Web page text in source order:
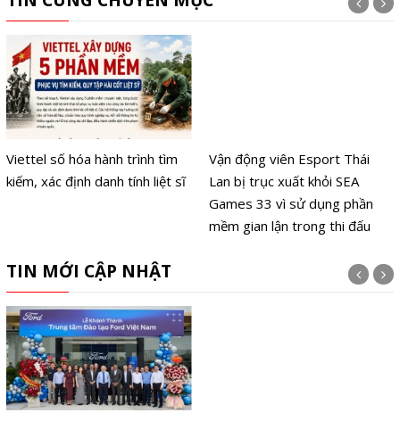
Viettel số hóa hành trình tìm
kiếm, xác định danh tính liệt sĩ
Vận động viên Esport Thái
Lan bị trục xuất khỏi SEA
Games 33 vì sử dụng phần
mềm gian lận trong thi đấu
TIN MỚI CẬP NHẬT